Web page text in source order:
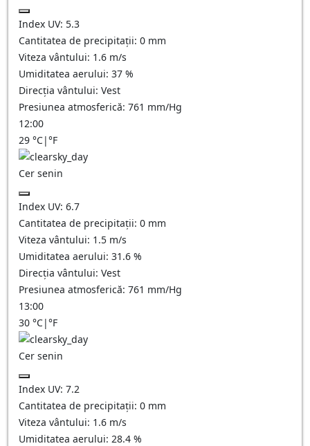
Index UV: 5.3
Cantitatea de precipitații: 0 mm
Viteza vântului: 1.6 m/s
Umiditatea aerului: 37 %
Direcția vântului: Vest
Presiunea atmosferică: 761 mm/Hg
12:00
29 °C|°F
Cer senin
Index UV: 6.7
Cantitatea de precipitații: 0 mm
Viteza vântului: 1.5 m/s
Umiditatea aerului: 31.6 %
Direcția vântului: Vest
Presiunea atmosferică: 761 mm/Hg
13:00
30 °C|°F
Cer senin
Index UV: 7.2
Cantitatea de precipitații: 0 mm
Viteza vântului: 1.6 m/s
Umiditatea aerului: 28.4 %